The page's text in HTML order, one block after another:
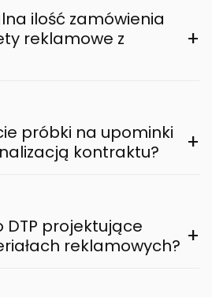
ilość zamówienia
reklamowe z
+
próbki na upominki
kontraktu?
+
DTP projektujące
reklamowych? +